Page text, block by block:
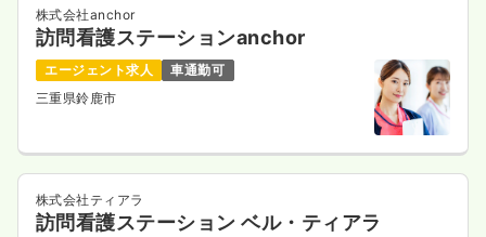
株式会社anchor
訪問看護ステーションanchor
エージェント求人
車通勤可
三重県鈴鹿市
株式会社ティアラ
訪問看護ステーション ベル・ティアラ